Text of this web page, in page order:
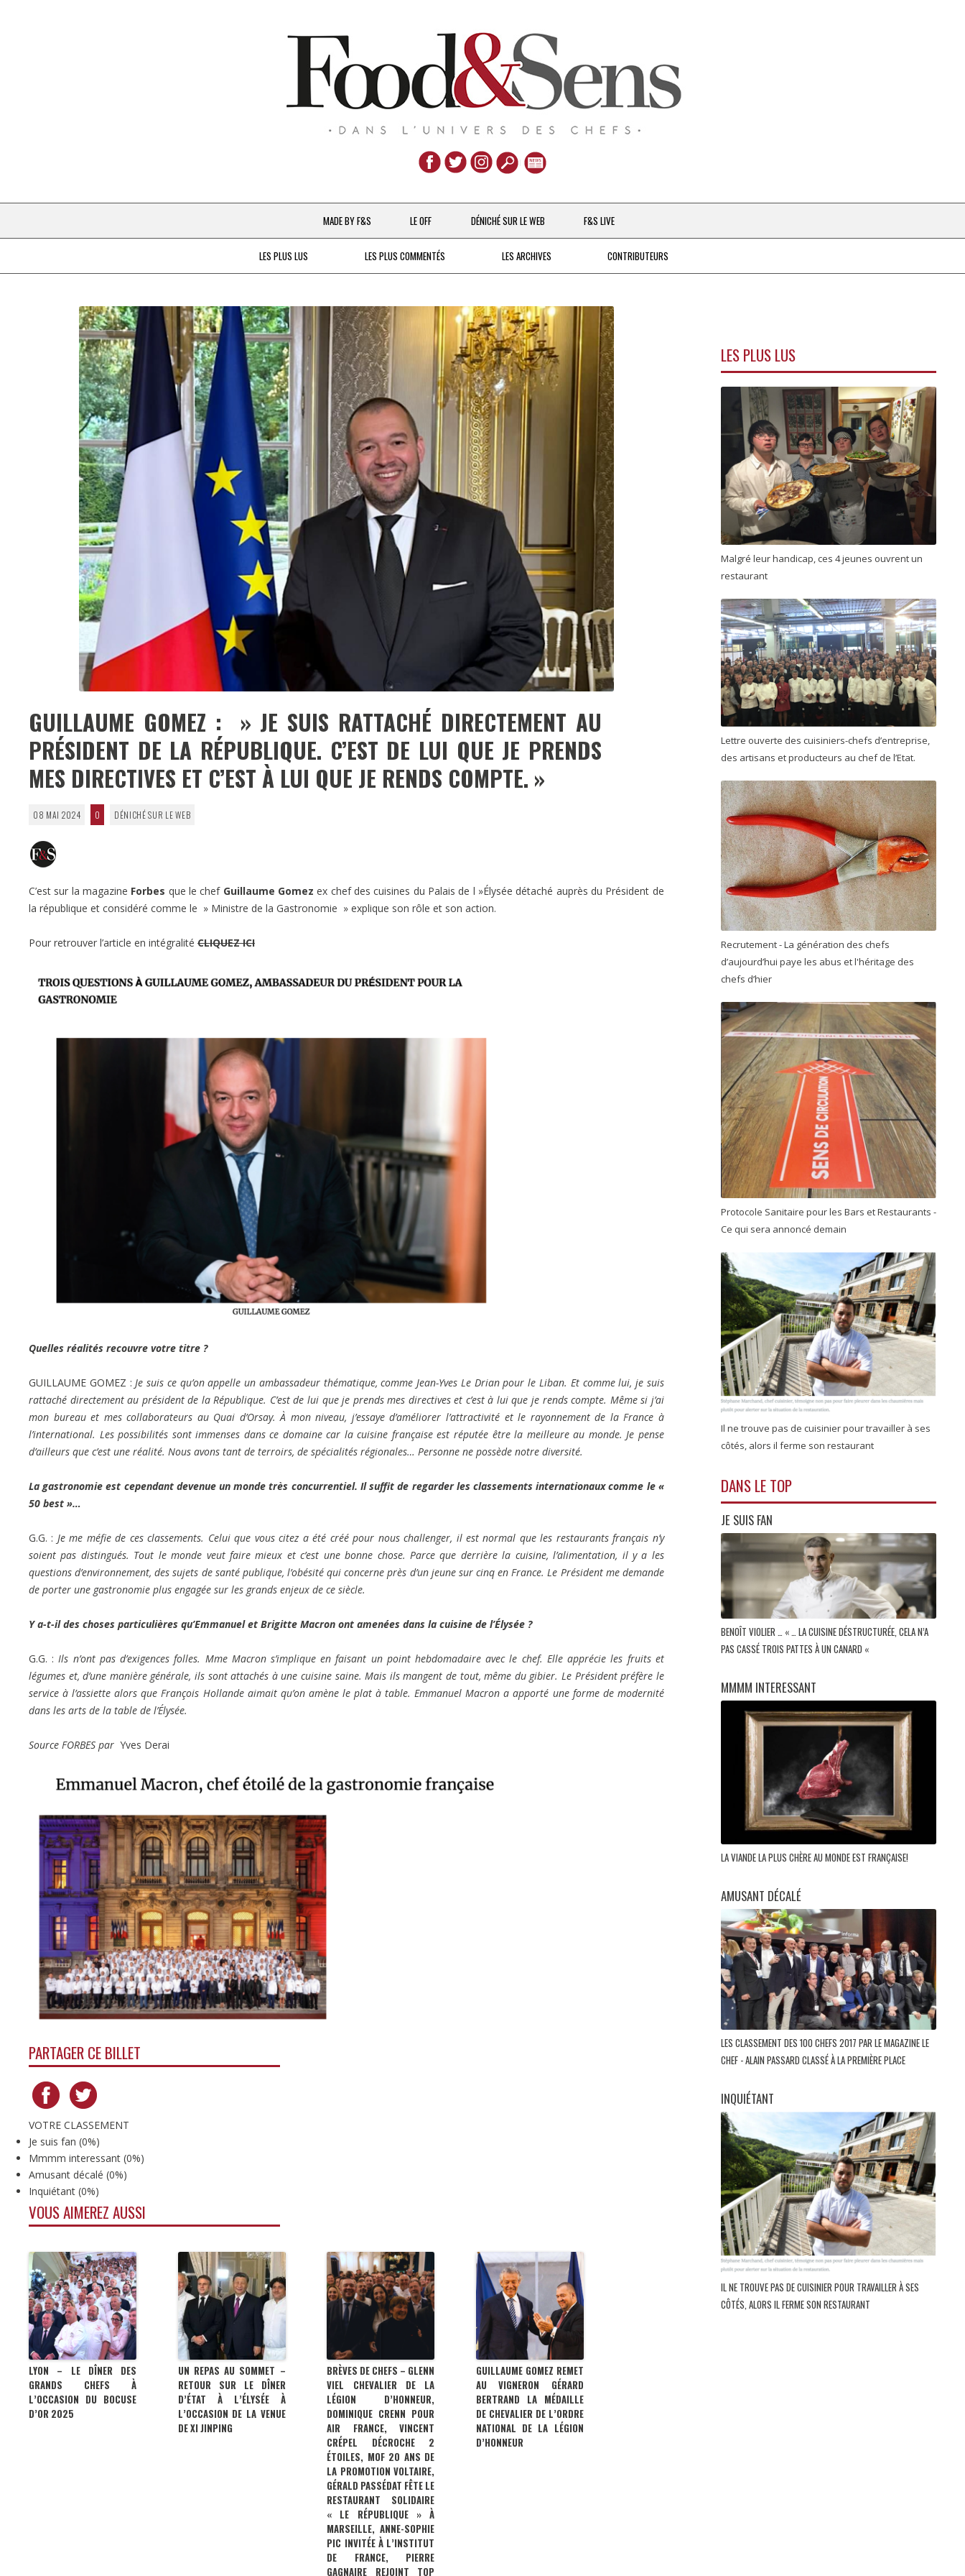
Aller
au
contenu
MADE BY F&S
CHEFS & ACTUALITÉS
À LA PETITE CUILLÈRE
DESTIN DE FEMME
V…DE VOYAGE
LE OFF DÉNICHÉ SUR LE WEB F&S LIVE
LES PLUS LUS LES PLUS COMMENTÉS LES ARCHIVES
DEPUIS 2016
CONTRIBUTEURS
GUILLAUME GOMEZ : » JE SUIS RATTACHÉ DIRECTEMENT AU
PRÉSIDENT DE LA RÉPUBLIQUE. C’EST DE LUI QUE JE PRENDS
MES DIRECTIVES ET C’EST À LUI QUE JE RENDS COMPTE. »
08 MAI 2024 0 DÉNICHÉ SUR LE WEB
C’est sur la magazine Forbes que le chef Guillaume Gomez ex chef des cuisines du Palais de l »Élysée détaché auprès du Président de
la république et considéré comme le » Ministre de la Gastronomie » explique son rôle et son action.
Pour retrouver l’article en intégralité CLIQUEZ ICI
Quelles réalités recouvre votre titre ?
GUILLAUME GOMEZ : Je suis ce qu’on appelle un ambassadeur thématique, comme Jean-Yves Le Drian pour le Liban. Et comme lui, je suis
rattaché directement au président de la République. C’est de lui que je prends mes directives et c’est à lui que je rends compte. Même si j’ai
mon bureau et mes collaborateurs au Quai d’Orsay. À mon niveau, j’essaye d’améliorer l’attractivité et le rayonnement de la France à
l’international. Les possibilités sont immenses dans ce domaine car la cuisine française est réputée être la meilleure au monde. Je pense
d’ailleurs que c’est une réalité. Nous avons tant de terroirs, de spécialités régionales… Personne ne possède notre diversité.
La gastronomie est cependant devenue un monde très concurrentiel. Il suffit de regarder les classements internationaux comme le «
50 best »…
G.G. : Je me méfie de ces classements. Celui que vous citez a été créé pour nous challenger, il est normal que les restaurants français n’y
soient pas distingués. Tout le monde veut faire mieux et c’est une bonne chose. Parce que derrière la cuisine, l’alimentation, il y a les
questions d’environnement, des sujets de santé publique, l’obésité qui concerne près d’un jeune sur cinq en France. Le Président me demande
de porter une gastronomie plus engagée sur les grands enjeux de ce siècle.
Y a-t-il des choses particulières qu’Emmanuel et Brigitte Macron ont amenées dans la cuisine de l’Élysée ?
G.G. :Ils n’ont pas d’exigences folles. Mme Macron s’implique en faisant un point hebdomadaire avec le chef. Elle apprécie les fruits et
légumes et, d’une manière générale, ils sont attachés à une cuisine saine. Mais ils mangent de tout, même du gibier. Le Président préfère le
service à l’assiette alors que François Hollande aimait qu’on amène le plat à table. Emmanuel Macron a apporté une forme de modernité
dans les arts de la table de l’Élysée.
Source FORBES par Yves Derai
PARTAGER CE BILLET
VOTRE CLASSEMENT
Je suis fan (0%)
Mmmm interessant (0%)
Amusant décalé (0%)
Inquiétant (0%)
VOUS AIMEREZ AUSSI
LYON – LE DÎNER DES
GRANDS CHEFS À
L’OCCASION DU BOCUSE
D’OR 2025
UN REPAS AU SOMMET –
RETOUR SUR LE DÎNER
D’ÉTAT À L’ÉLYSÉE À
L’OCCASION DE LA VENUE
DE XI JINPING
BRÈVES DE CHEFS – GLENN
VIEL CHEVALIER DE LA
LÉGION D’HONNEUR,
DOMINIQUE CRENN POUR
AIR FRANCE, VINCENT
CRÉPEL DÉCROCHE 2
ÉTOILES, MOF 20 ANS DE
LA PROMOTION VOLTAIRE,
GÉRALD PASSÉDAT FÊTE LE
RESTAURANT SOLIDAIRE
« LE RÉPUBLIQUE » À
MARSEILLE, ANNE-SOPHIE
PIC INVITÉE À L’INSTITUT
DE FRANCE, PIERRE
GAGNAIRE REJOINT TOP
GUILLAUME GOMEZ REMET
AU VIGNERON GÉRARD
BERTRAND LA MÉDAILLE
DE CHEVALIER DE L’ORDRE
NATIONAL DE LA LÉGION
D’HONNEUR
LES PLUS LUS
Malgré leur handicap, ces 4 jeunes ouvrent un
restaurant
Lettre ouverte des cuisiniers-chefs d’entreprise,
des artisans et producteurs au chef de l’Etat.
Recrutement - La génération des chefs
d’aujourd’hui paye les abus et l'héritage des
chefs d’hier
Protocole Sanitaire pour les Bars et Restaurants -
Ce qui sera annoncé demain
Il ne trouve pas de cuisinier pour travailler à ses
côtés, alors il ferme son restaurant
DANS LE TOP
JE SUIS FAN
BENOÎT VIOLIER … « … LA CUISINE DÉSTRUCTURÉE, CELA N’A
PAS CASSÉ TROIS PATTES À UN CANARD «
MMMM INTERESSANT
LA VIANDE LA PLUS CHÈRE AU MONDE EST FRANÇAISE!
AMUSANT DÉCALÉ
LES CLASSEMENT DES 100 CHEFS 2017 PAR LE MAGAZINE LE
CHEF - ALAIN PASSARD CLASSÉ À LA PREMIÈRE PLACE
INQUIÉTANT
IL NE TROUVE PAS DE CUISINIER POUR TRAVAILLER À SES
CÔTÉS, ALORS IL FERME SON RESTAURANT